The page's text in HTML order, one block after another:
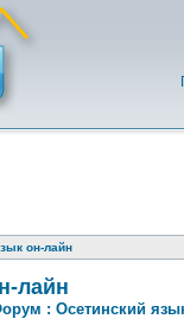
он-лайн
лайн
: Осетинский